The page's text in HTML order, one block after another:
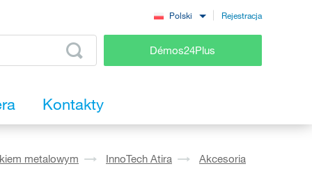
Polski Rejestracja
Démos24Plus
Kontakty
metalowym InnoTech Atira Akcesoria